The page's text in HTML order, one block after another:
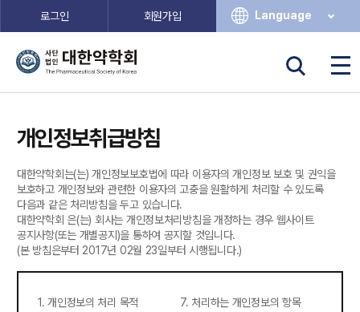
로그인 회원가입 Language
개인정보취급방침
대한약학회는(는) 개인정보보호법에 따라 이용자의 개인정보 보호 및 권익을
보호하고 개인정보와 관련한 이용자의 고충을 원활하게 처리할 수 있도록
다음과 같은 처리방침을 두고 있습니다.
대한약학회 은(는) 회사는 개인정보처리방침을 개정하는 경우 웹사이트
공지사항(또는 개별공지)을 통하여 공지할 것입니다.
(본 방침은부터 2017년 02월 23일부터 시행됩니다.)
1. 개인정보의 처리 목적
7. 처리하는 개인정보의 항목